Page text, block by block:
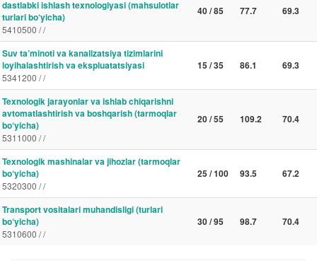
dastlabki ishlash texnologiyasi (mahsulotlar
turlari bo‘yicha)
5410500 / /
40 / 85 77.7 69.3
Suv ta’minoti va kanalizatsiya tizimlarini
loyihalashtirish va ekspluatatsiyasi
5341200 / /
15 / 35 86.1 69.3
Texnologik jarayonlar va ishlab chiqarishni
avtomatlashtirish va boshqarish (tarmoqlar
bo‘yicha)
5311000 / /
20 / 55 109.2 70.4
Texnologik mashinalar va jihozlar (tarmoqlar
bo‘yicha)
5320300 / /
25 / 100 93.5 67.2
Transport vositalari muhandisligi (turlari
bo‘yicha)
5310600 / /
30 / 95 98.7 70.4